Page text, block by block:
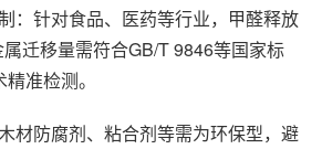
针对食品、医药等行业，甲醛释放
迁移量需符合GB/T 9846等国家标
准检测。
防腐剂、粘合剂等需为环保型，避